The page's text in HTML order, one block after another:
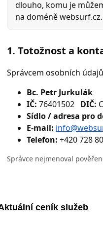
ceník služeb